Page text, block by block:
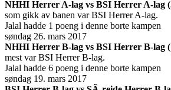
NHHI Herrer A-lag vs BSI Herrer A-lag
som gikk av banen var BSI Herrer A-lag.
Jalal hadde 1 poeng i denne borte kampen
søndag 26. mars 2017
NHHI Herrer B-lag vs BSI Herrer B-lag
mest var BSI Herrer B-lag.
Jalal hadde 6 poeng i denne borte kampen
søndag 19. mars 2017